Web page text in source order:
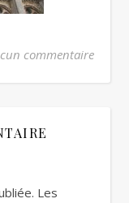
commentaire
Les